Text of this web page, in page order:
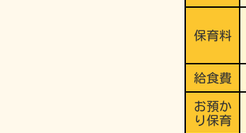
保育料
給食費
お預か
り保育